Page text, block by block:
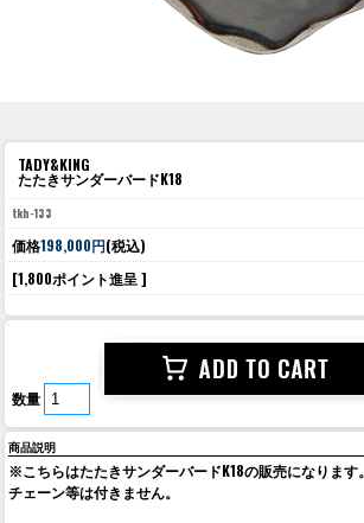
TADY&KING
たたきサンダーバードK18
tkh-133
価格198,000円(税込)
[1,800ポイント進呈 ]
数量
商品説明
※こちらはたたきサンダーバードK18の販売になります。
チェーン等は付きません。